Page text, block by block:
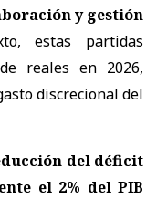
y gestión
estas partidas
reales en 2026,
discrecional del
del déficit
el 2% del PIB